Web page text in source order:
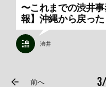
〜これまでの渋井
報】沖縄から戻っ
渋井
前へ